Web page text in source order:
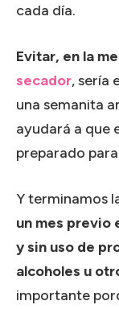
cada día.
Evitar, en la
secador, sería
una semanita
ayudará a que
preparado
Y terminamos
un mes previo
y sin uso de
alcoholes u
importante